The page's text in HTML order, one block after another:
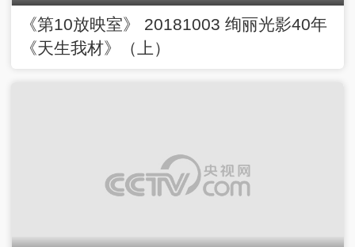
《第10放映室》 20181003 绚丽光影40年
《天生我材》（上）